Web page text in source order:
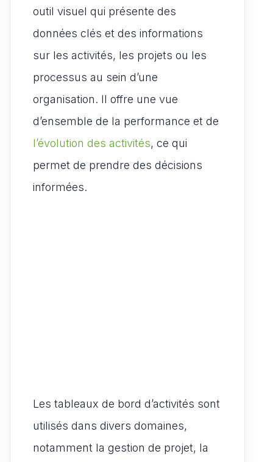
outil visuel qui présente des
données clés et des informations
sur les activités, les projets ou les
processus au sein d’une
organisation. Il offre une vue
d’ensemble de la performance et de
l’évolution des activités, ce qui
permet de prendre des décisions
informées.
Les tableaux de bord d’activités sont
utilisés dans divers domaines,
notamment la gestion de projet, la